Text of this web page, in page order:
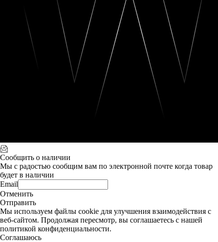
Сообщить о наличии
Мы с радостью сообщим вам по электронной почте когда товар
будет в наличии
Email
Отменить
Отправить
Мы используем файлы cookie для улучшения взаимодействия с
веб-сайтом. Продолжая пересмотр, вы соглашаетесь с нашей
политикой конфиденциальности.
Соглашаюсь